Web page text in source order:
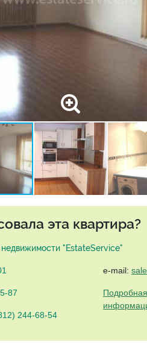
эта квартира?
"EstateService"
87
244-68-54
e-mail: